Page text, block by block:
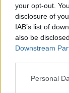
your opt-out.
disclosure of
IAB’s list of
also be
Downstream
Personal
milyen közel